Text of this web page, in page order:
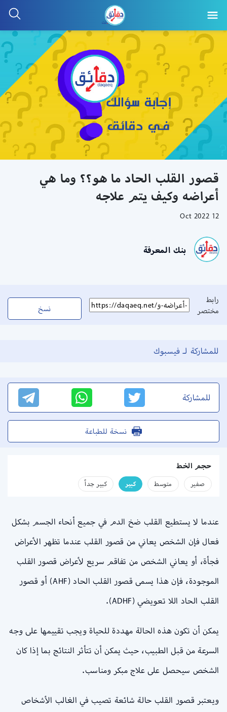
قصور القلب الحاد ما هو؟؟ وما هي
أعراضه وكيف يتم علاجه
12 Oct 2022
بنك المعرفة
رابط
مختصر
نسخ
للمشاركة لـ فيسبوك
للمشاركة
نسخة للطباعة
حجم الخط
صفير متوسط كبير كبير جداً
عندما لا يستطيع القلب ضخ الدم في جميع أنحاء الجسم بشكل
فعال فإن الشخص يعاني من قصور القلب عندما تظهر الأعراض
فجأة، أو يعاني الشخص من تفاقم سريع لأعراض قصور القلب
الموجودة، فإن هذا يسمى قصور القلب الحاد (AHF) أو قصور
القلب الحاد اللا تعويضي (ADHF).
يمكن أن تكون هذه الحالة مهددة للحياة ويجب تقييمها على وجه
السرعة من قبل الطبيب، حيث يمكن أن تتأثر النتائج بما إذا كان
الشخص سيحصل على علاج مبكر ومناسب.
ويعتبر قصور القلب حالة شائعة تصيب في الغالب الأشخاص